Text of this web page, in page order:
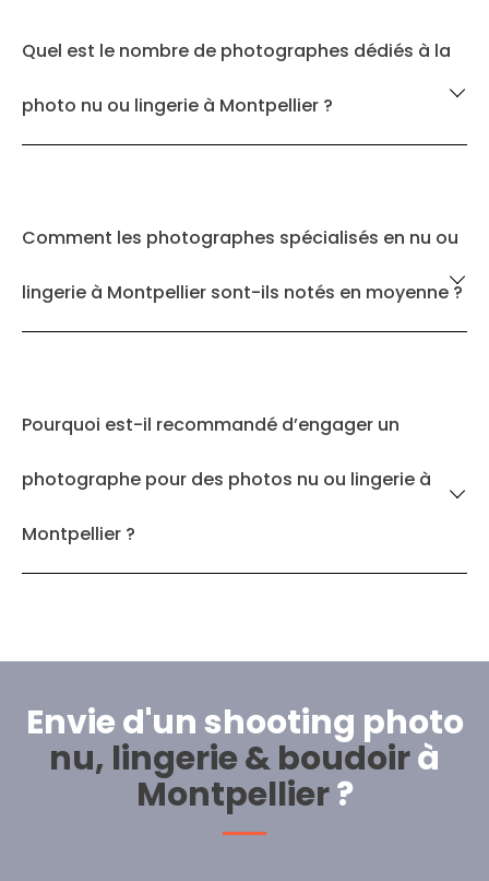
Quel est le nombre de photographes dédiés à la
photo nu ou lingerie à Montpellier ?
Comment les photographes spécialisés en nu ou
lingerie à Montpellier sont-ils notés en moyenne ?
Pourquoi est-il recommandé d’engager un
photographe pour des photos nu ou lingerie à
Montpellier ?
Envie d'un shooting photo
nu, lingerie & boudoirà
Montpellier?